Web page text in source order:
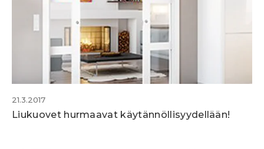
21.3.2017
Liukuovet hurmaavat käytännöllisyydellään!